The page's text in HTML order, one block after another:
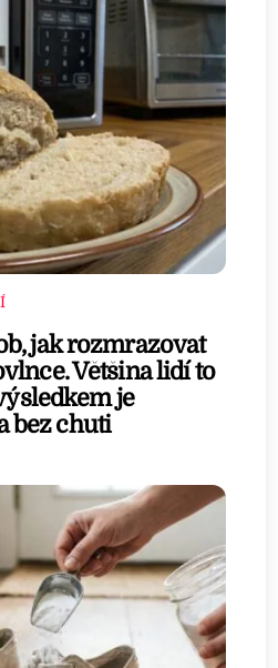
jak rozmrazovat
Většina lidí to
je
bez chuti